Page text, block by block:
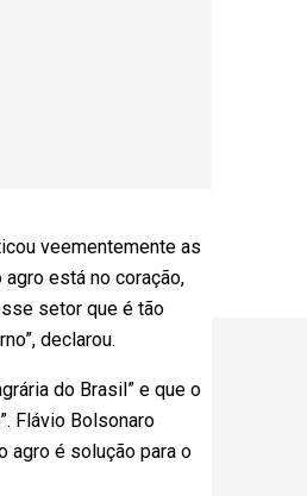
veementemente as
está no coração,
setor que é tão
declarou.
do Brasil” e que o
Flávio Bolsonaro
agro é solução para o